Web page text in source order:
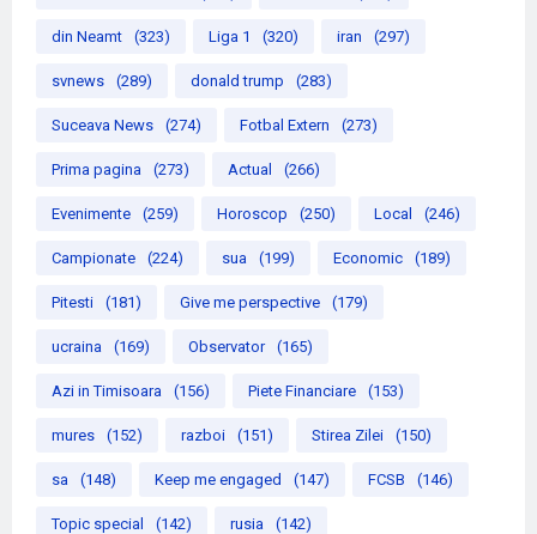
din Neamt (323) Liga 1 (320) iran (297)
svnews (289) donald trump (283)
Suceava News (274) Fotbal Extern (273)
Prima pagina (273) Actual (266)
Evenimente (259) Horoscop (250) Local (246)
Campionate (224) sua (199) Economic (189)
Pitesti (181) Give me perspective (179)
ucraina (169) Observator (165)
Azi in Timisoara (156) Piete Financiare (153)
mures (152) razboi (151) Stirea Zilei (150)
sa (148) Keep me engaged (147) FCSB (146)
Topic special (142) rusia (142)